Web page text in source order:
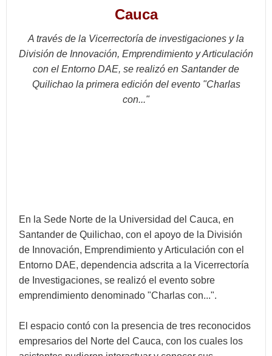
Cauca
A través de la Vicerrectoría de investigaciones y la
División de Innovación, Emprendimiento y Articulación
con el Entorno DAE, se realizó en Santander de
Quilichao la primera edición del evento "Charlas
con..."
En la Sede Norte de la Universidad del Cauca, en
Santander de Quilichao, con el apoyo de la División
de Innovación, Emprendimiento y Articulación con el
Entorno DAE, dependencia adscrita a la Vicerrectoría
de Investigaciones, se realizó el evento sobre
emprendimiento denominado "Charlas con...".
El espacio contó con la presencia de tres reconocidos
empresarios del Norte del Cauca, con los cuales los